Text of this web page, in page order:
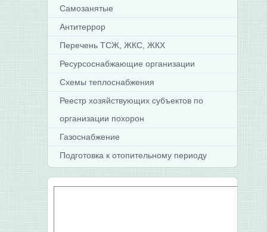
Самозанятые
Антитеррор
Перечень ТСЖ, ЖКС, ЖКХ
Ресурсоснабжающие организации
Схемы теплоснабжения
Реестр хозяйствующих субъектов по
организации похорон
Газоснабжение
Подготовка к отопительному периоду